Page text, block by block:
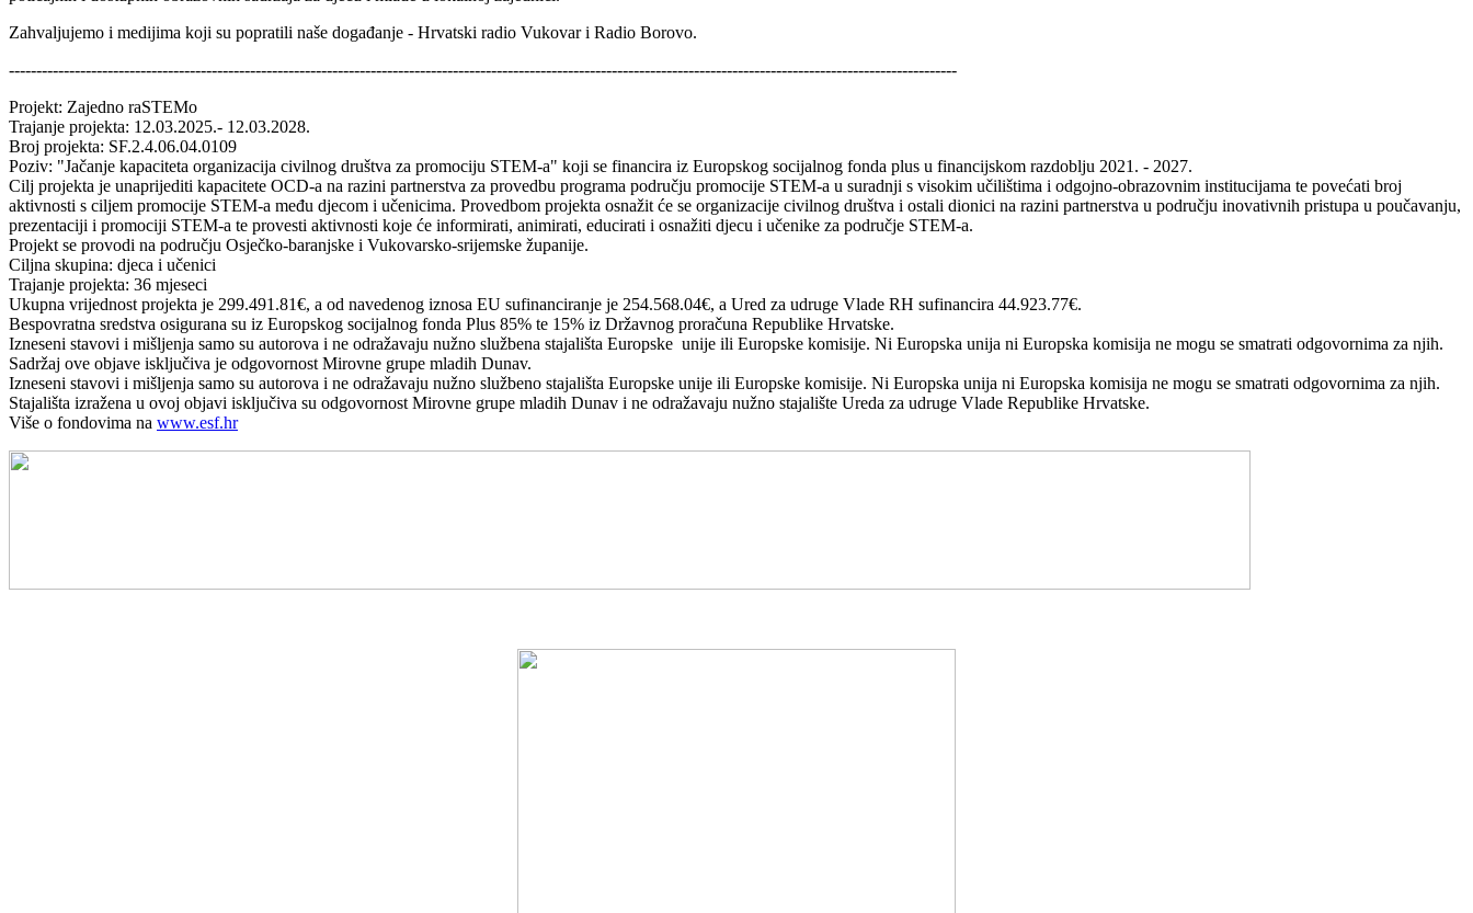
Zahvaljujemo i medijima koji su popratili naše događanje - Hrvatski radio Vukovar i Radio Borovo.
-----------------------------------------------------------------------------------------------------------------------------------------------------------------------------
Projekt: Zajedno raSTEMo
Trajanje projekta: 12.03.2025.- 12.03.2028.
Broj projekta: SF.2.4.06.04.0109
Poziv: "Jačanje kapaciteta organizacija civilnog društva za promociju STEM-a" koji se financira iz Europskog socijalnog fonda plus u financijskom razdoblju 2021. - 2027.
Cilj projekta je unaprijediti kapacitete OCD-a na razini partnerstva za provedbu programa području promocije STEM-a u suradnji s visokim učilištima i odgojno-obrazovnim institucijama te povećati broj
aktivnosti s ciljem promocije STEM-a među djecom i učenicima. Provedbom projekta osnažit će se organizacije civilnog društva i ostali dionici na razini partnerstva u području inovativnih pristupa u poučavanju,
prezentaciji i promociji STEM-a te provesti aktivnosti koje će informirati, animirati, educirati i osnažiti djecu i učenike za područje STEM-a.
Projekt se provodi na području Osječko-baranjske i Vukovarsko-srijemske županije.
Ciljna skupina: djeca i učenici
Trajanje projekta: 36 mjeseci
Ukupna vrijednost projekta je 299.491.81€, a od navedenog iznosa EU sufinanciranje je 254.568.04€, a Ured za udruge Vlade RH sufinancira 44.923.77€.
Bespovratna sredstva osigurana su iz Europskog socijalnog fonda Plus 85% te 15% iz Državnog proračuna Republike Hrvatske.
Izneseni stavovi i mišljenja samo su autorova i ne odražavaju nužno službena stajališta Europske unije ili Europske komisije. Ni Europska unija ni Europska komisija ne mogu se smatrati odgovornima za njih.
Sadržaj ove objave isključiva je odgovornost Mirovne grupe mladih Dunav.
Izneseni stavovi i mišljenja samo su autorova i ne odražavaju nužno službeno stajališta Europske unije ili Europske komisije. Ni Europska unija ni Europska komisija ne mogu se smatrati odgovornima za njih.
Stajališta izražena u ovoj objavi isključiva su odgovornost Mirovne grupe mladih Dunav i ne odražavaju nužno stajalište Ureda za udruge Vlade Republike Hrvatske.
Više o fondovima na www.esf.hr